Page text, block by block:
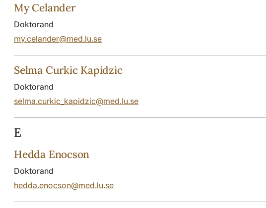
My Celander
Doktorand
my.celander@med.lu.se
Selma Curkic Kapidzic
Doktorand
selma.curkic_kapidzic@med.lu.se
E
Hedda Enocson
Doktorand
hedda.enocson@med.lu.se